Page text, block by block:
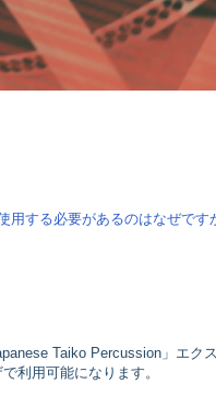
用する必要があるのはなぜです
Taiko Percussion」エク
利用可能になります。